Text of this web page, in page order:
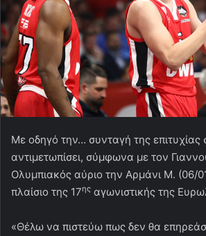
Με οδηγό την… συνταγή της
αντιμετωπίσει, σύμφωνα με τον
Ολυμπιακός αύριο την Αρμάνι Μ. (06/
πλαίσιο της 17ης αγωνιστικής της
«Θέλω να πιστεύω πως δεν θα